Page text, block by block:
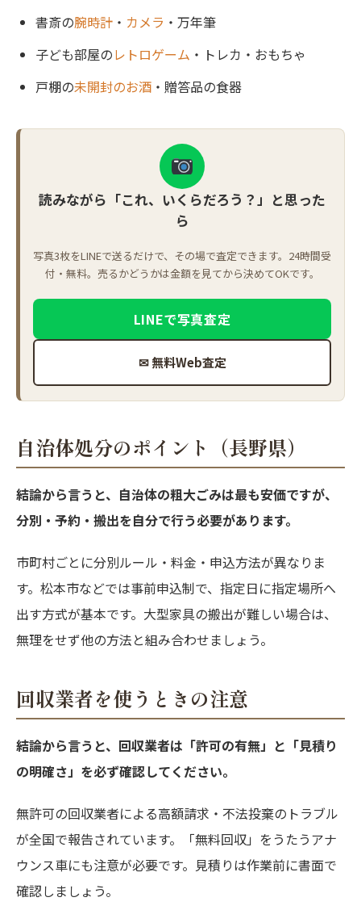
書斎の腕時計 ・ カメラ ・万年筆
子ども部屋のレトロゲーム ・トレカ・おもちゃ
戸棚の未開封のお酒 ・贈答品の食器
読みながら「これ、いくらだろう？」と思った
ら
写真3枚をLINEで送るだけで、その場で査定できます。24時間受
付・無料。売るかどうかは金額を見てから決めてOKです。
LINEで写真査定
✉ 無料Web査定
自治体処分のポイント（長野県）
結論から言うと、自治体の粗大ごみは最も安価ですが、
分別・予約・搬出を自分で行う必要があります。
市町村ごとに分別ルール・料金・申込方法が異なりま
す。松本市などでは事前申込制で、指定日に指定場所へ
出す方式が基本です。大型家具の搬出が難しい場合は、
無理をせず他の方法と組み合わせましょう。
回収業者を使うときの注意
結論から言うと、回収業者は「許可の有無」と「見積り
の明確さ」を必ず確認してください。
無許可の回収業者による高額請求・不法投棄のトラブル
が全国で報告されています。「無料回収」をうたうアナ
ウンス車にも注意が必要です。見積りは作業前に書面で
確認しましょう。